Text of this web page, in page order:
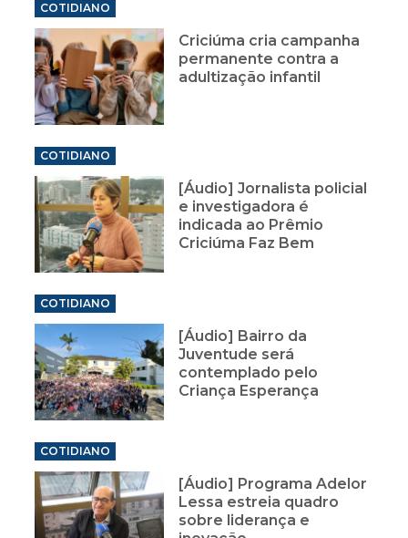
COTIDIANO
Criciúma cria campanha
permanente contra a
adultização infantil
COTIDIANO
[Áudio] Jornalista policial
e investigadora é
indicada ao Prêmio
Criciúma Faz Bem
COTIDIANO
[Áudio] Bairro da
Juventude será
contemplado pelo
Criança Esperança
COTIDIANO
[Áudio] Programa Adelor
Lessa estreia quadro
sobre liderança e